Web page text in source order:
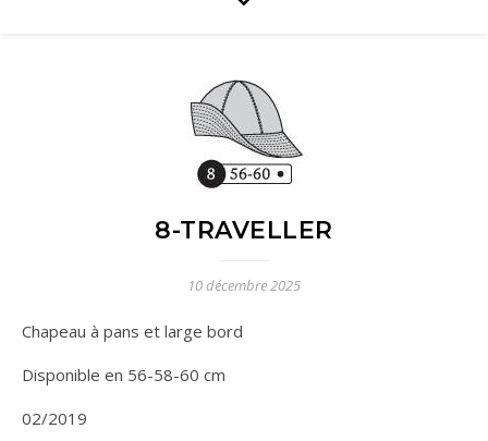
8-TRAVELLER
10 décembre 2025
Chapeau à pans et large bord
Disponible en 56-58-60 cm
02/2019